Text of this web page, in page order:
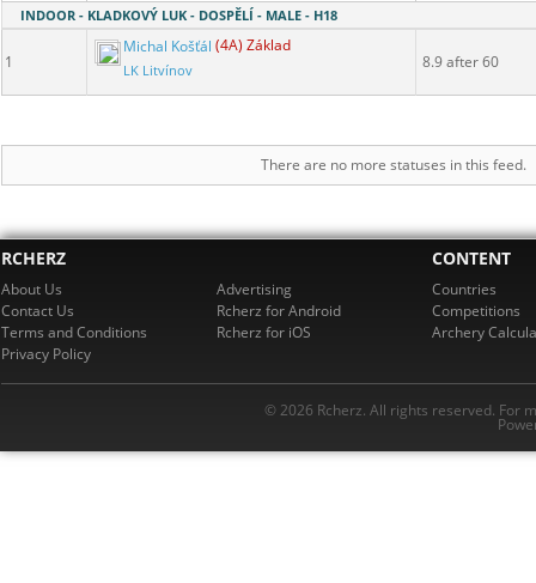
INDOOR - KLADKOVÝ LUK - DOSPĚLÍ - MALE - H18
1
Michal Košťál (4A) Základ
LK Litvínov 8.9 after 60
There are no more statuses in this feed.
RCHERZ
About Us
Contact Us
Terms and Conditions
Privacy Policy
Advertising
Rcherz for Android
Rcherz for iOS
CONTENT
Countries
Competitions
Archery
© 2026 Rcherz. All rights reserved. For